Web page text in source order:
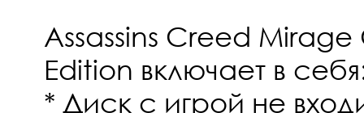
Assassins Creed
Edition включает в
* Диск с игрой не